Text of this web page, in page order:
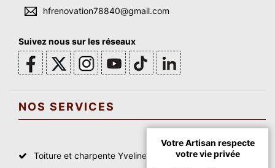
hfrenovation78840@gmail.com
Suivez nous sur les réseaux
NOS SERVICES
Toiture et charpente Yvelines
Votre Artisan respecte
votre vie privée